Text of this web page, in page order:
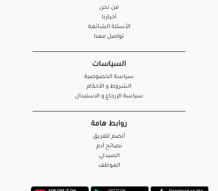
من نحن
أخبارنا
الأسئلة الشائعة
تواصل معنا
السياسات
سياسة الخصوصية
الشروط و الأحكام
سياسة الإرجاع و الاستبدال
روابط هامة
أنضم للفريق
نصائح آدم
الصيدلي
الموظف